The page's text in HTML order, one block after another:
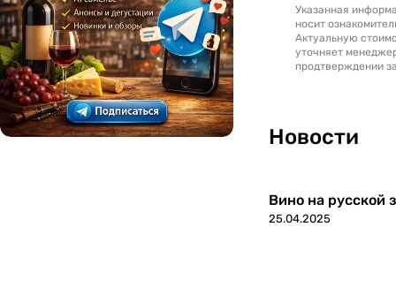
Люксембург 0
Македония 0
Марокко 0
Молдавия 0
Указанная
носит
Актуальную
уточняет
продтверждении
Новости
Вино на русской
25.04.2025